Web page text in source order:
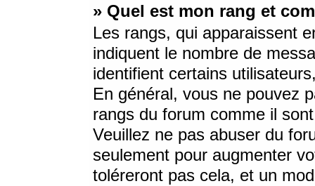
» Quel est mon rang et
Les rangs, qui apparaissent
indiquent le nombre de
identifient certains
En général, vous ne pouvez
rangs du forum comme il
Veuillez ne pas abuser du
seulement pour augmenter
toléreront pas cela, et un